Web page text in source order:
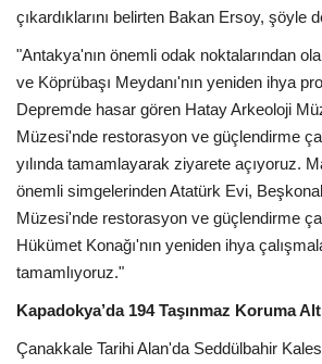
çıkardıklarını belirten Bakan Ersoy, şöyle
"Antakya'nın önemli odak noktalarından
ve Köprübaşı Meydanı'nın yeniden ihya
Depremde hasar gören Hatay Arkeoloji
Müzesi'nde restorasyon ve güçlendirme
yılında tamamlayarak ziyarete açıyoruz.
önemli simgelerinden Atatürk Evi,
Müzesi'nde restorasyon ve güçlendirme
Hükümet Konağı'nın yeniden ihya
tamamlıyoruz."
Kapadokya’da 194 Taşınmaz Koruma
Çanakkale Tarihi Alan'da Seddülbahir